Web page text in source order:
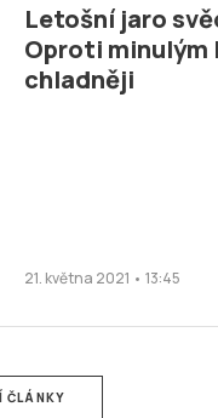
Letošní jaro
Oproti minulým
chladněji
21. května 2021 • 13:45
ČLÁNKY